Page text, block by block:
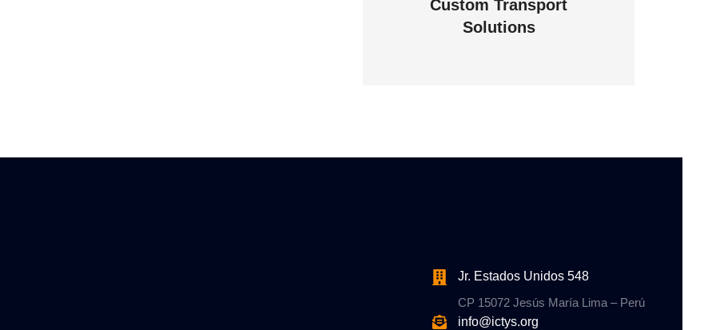
Custom Transport
Solutions
VIEW DETAILS
Jr. Estados Unidos 548
CP 15072 Jesús María Lima – Perú
info@ictys.org